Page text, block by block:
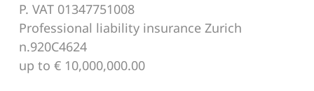
P. VAT 01347751008
Professional liability insurance Zurich
n.920C4624
up to € 10,000,000.00